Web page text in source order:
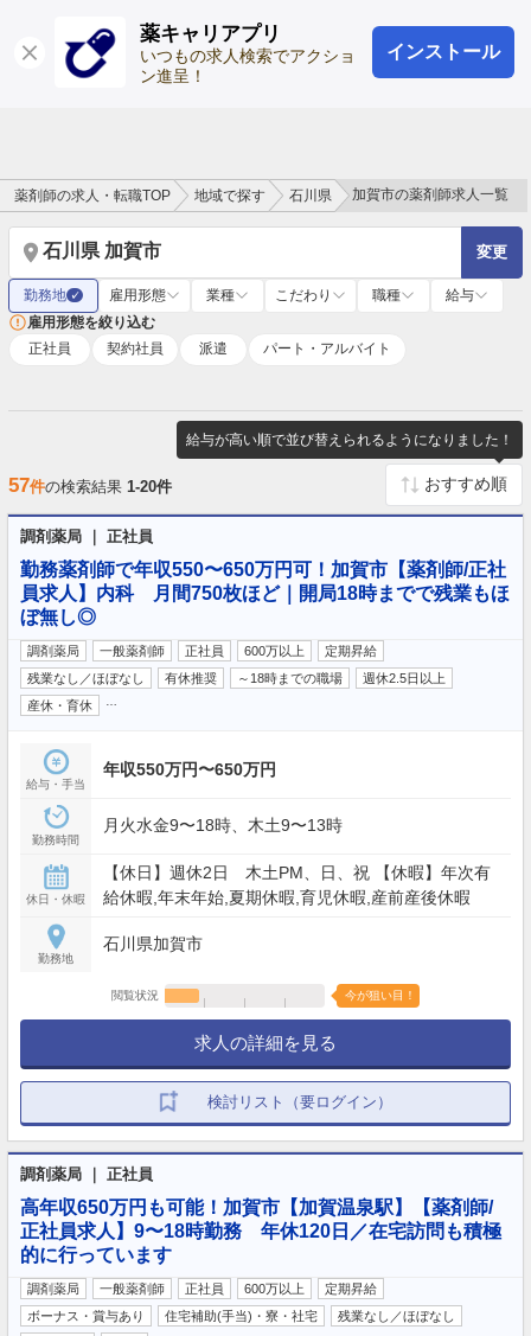
薬キャリアプリ
いつもの求人検索でアクショ
ン進呈！
インストール
ログイン 会員登録
薬剤師の求人・転職TOP 地域で探す 石川県 加賀市の薬剤師求人一覧
石川県 加賀市 変更
勤務地 ✓ 雇用形態 業種 こだわり 職種
給与
雇用形態を絞り込む
正社員
契約社員 派遣 パート・アルバイト
給与が高い順で並び替えられるようになりました！
57件の検索結果 1-20件
調剤薬局 ｜ 正社員
勤務薬剤師で年収550〜650万円可！加賀市【薬剤師/正社
員求人】内科 月間750枚ほど｜開局18時までで残業もほ
ぼ無し◎
調剤薬局 一般薬剤師 正社員 600万以上
定期昇給
残業なし／ほぼなし
有休推奨 ～18時までの職場
週休2.5日以上
産休・育休
給与・手当
年収550万円〜650万円
勤務時間
月火水金9〜18時、木土9〜13時
休日・休暇
【休日】週休2日 木土PM、日、祝 【休暇】年次有
給休暇,年末年始,夏期休暇,育児休暇,産前産後休暇
勤務地
石川県加賀市
閲覧状況 今が狙い目！
求人の詳細を見る
検討リスト（要ログイン）
調剤薬局 ｜ 正社員
高年収650万円も可能！加賀市【加賀温泉駅】【薬剤師/
正社員求人】9〜18時勤務 年休120日／在宅訪問も積極
的に行っています
調剤薬局 一般薬剤師 正社員 600万以上
定期昇給
ボーナス・賞与あり
住宅補助(手当)・寮・社宅
残業なし／ほぼなし